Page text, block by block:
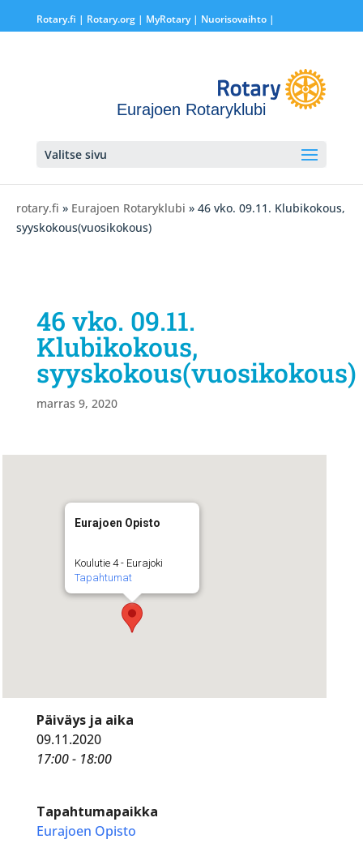
Rotary.fi | Rotary.org| MyRotary | Nuorisovaihto|
Eurajoen Rotaryklubi
Valitse sivu
rotary.fi » Eurajoen Rotaryklubi » 46 vko. 09.11. Klubikokous,
syyskokous(vuosikokous)
46 vko. 09.11.
Klubikokous,
syyskokous(vuosikokous)
marras 9, 2020
Eurajoen Opisto
Koulutie 4 - Eurajoki
Tapahtumat
Päiväys ja aika
09.11.2020
17:00 - 18:00
Tapahtumapaikka
Eurajoen Opisto